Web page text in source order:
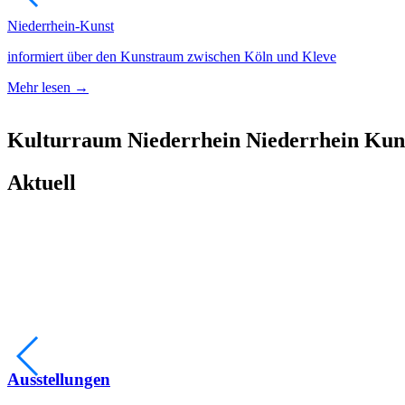
Niederrhein-Kunst
informiert über den Kunstraum zwischen Köln und Kleve
Mehr lesen →
Kulturraum Niederrhein Niederrhein
Aktuell
Ausstellungen